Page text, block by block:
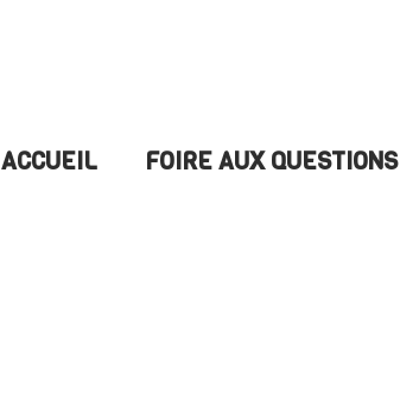
ACCUEIL FOIRE AUX QUESTIONS